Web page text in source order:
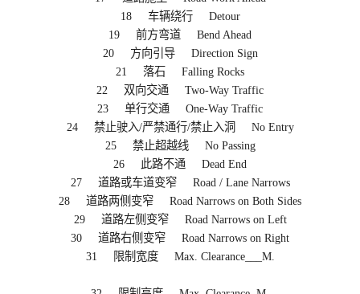
18 车辆绕行 Detour
19 前方弯道 Bend Ahead
20 方向引导 Direction Sign
21 落石 Falling Rocks
22 双向交通 Two-Way Traffic
23 单行交通 One-Way Traffic
24 禁止驶入/严禁通行/禁止入洞 No Entry
25 禁止超越线 No Passing
26 此路不通 Dead End
27 道路或车道变窄 Road / Lane Narrows
28 道路两侧变窄 Road Narrows on Both Sides
29 道路左侧变窄 Road Narrows on Left
30 道路右侧变窄 Road Narrows on Right
31 限制宽度 Max. Clearance___M.